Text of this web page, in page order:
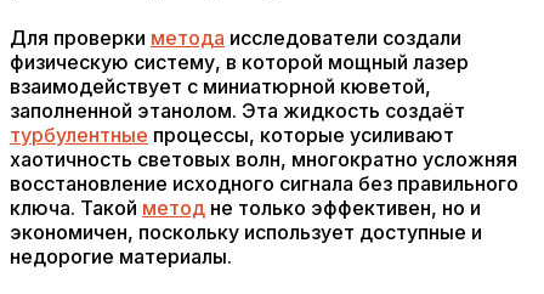
Для проверки метода исследователи создали
физическую систему, в которой мощный лазер
взаимодействует с миниатюрной кюветой,
заполненной этанолом. Эта жидкость создаёт
турбулентные процессы, которые усиливают
хаотичность световых волн, многократно усложняя
восстановление исходного сигнала без правильного
ключа. Такой метод не только эффективен, но и
экономичен, поскольку использует доступные и
недорогие материалы.